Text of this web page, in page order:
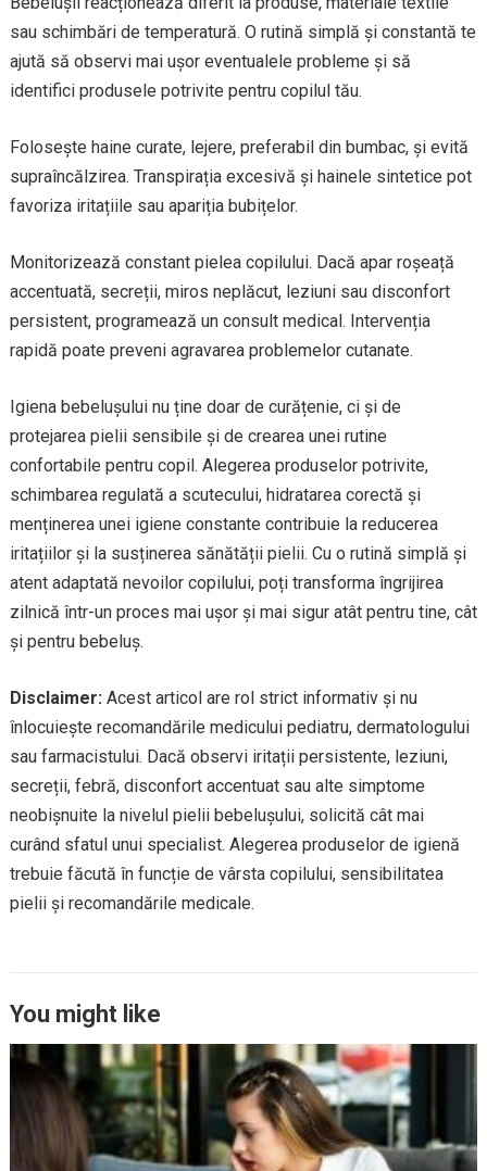
sau schimbări de temperatură. O rutină simplă și constantă te
ajută să observi mai ușor eventualele probleme și să
identifici produsele potrivite pentru copilul tău.
Folosește haine curate, lejere, preferabil din bumbac, și evită
supraîncălzirea. Transpirația excesivă și hainele sintetice pot
favoriza iritațiile sau apariția bubițelor.
Monitorizează constant pielea copilului. Dacă apar roșeață
accentuată, secreții, miros neplăcut, leziuni sau disconfort
persistent, programează un consult medical. Intervenția
rapidă poate preveni agravarea problemelor cutanate.
Igiena bebelușului nu ține doar de curățenie, ci și de
protejarea pielii sensibile și de crearea unei rutine
confortabile pentru copil. Alegerea produselor potrivite,
schimbarea regulată a scutecului, hidratarea corectă și
menținerea unei igiene constante contribuie la reducerea
iritațiilor și la susținerea sănătății pielii. Cu o rutină simplă și
atent adaptată nevoilor copilului, poți transforma îngrijirea
zilnică într-un proces mai ușor și mai sigur atât pentru tine, cât
și pentru bebeluș.
Disclaimer: Acest articol are rol strict informativ și nu
înlocuiește recomandările medicului pediatru, dermatologului
sau farmacistului. Dacă observi iritații persistente, leziuni,
secreții, febră, disconfort accentuat sau alte simptome
neobișnuite la nivelul pielii bebelușului, solicită cât mai
curând sfatul unui specialist. Alegerea produselor de igienă
trebuie făcută în funcție de vârsta copilului, sensibilitatea
pielii și recomandările medicale.
You might like